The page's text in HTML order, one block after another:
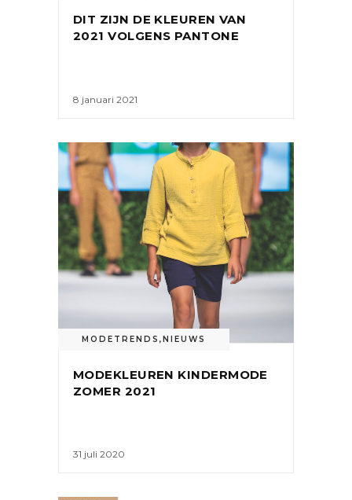
DIT ZIJN DE KLEUREN VAN
2021 VOLGENS PANTONE
8 januari 2021
MODETRENDS ,NIEUWS
MODEKLEUREN KINDERMODE
ZOMER 2021
31 juli 2020